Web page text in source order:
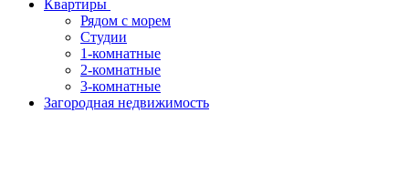
Квартиры
Рядом с морем
Студии
1-комнатные
2-комнатные
3-комнатные
Загородная недвижимость